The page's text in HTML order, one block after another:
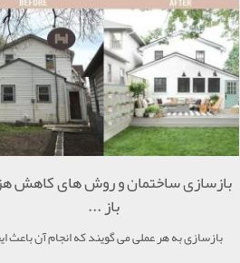
بازسازی ساختمان و روش های کاهش
باز ...
بازسازی به هر عملی می گویند که انجام آن باعث